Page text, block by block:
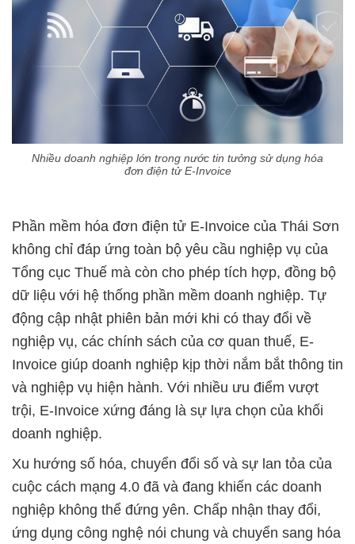
Nhiều doanh nghiệp lớn trong nước tin tưởng sử dụng hóa
đơn điện tử E-Invoice
Phần mềm hóa đơn điện tử E-Invoice của Thái Sơn
không chỉ đáp ứng toàn bộ yêu cầu nghiệp vụ của
Tổng cục Thuế mà còn cho phép tích hợp, đồng bộ
dữ liệu với hệ thống phần mềm doanh nghiệp. Tự
động cập nhật phiên bản mới khi có thay đổi về
nghiệp vụ, các chính sách của cơ quan thuế, E-
Invoice giúp doanh nghiệp kịp thời nắm bắt thông tin
và nghiệp vụ hiện hành. Với nhiều ưu điểm vượt
trội, E-Invoice xứng đáng là sự lựa chọn của khối
doanh nghiệp.
Xu hướng số hóa, chuyển đổi số và sự lan tỏa của
cuộc cách mạng 4.0 đã và đang khiến các doanh
nghiệp không thể đứng yên. Chấp nhận thay đổi,
ứng dụng công nghệ nói chung và chuyển sang hóa